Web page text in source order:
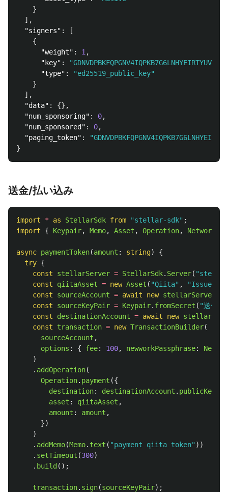
}
],
"signers" :
[
{
"weight" : 1 ,
"key" :
"type" :
"ed25519_public_key"
}
],
"data" :
{},
"num_sponsoring" : 0,
"num_sponsored" : 0,
"paging_token" :
}
送金/払い込み
import * as StellarSdk from "stellar-sdk" ;
import
{ Keypair, Memo, Asset , Operation, Networks
async paymentToken(amount : string)
{
try {
const
stellarServer = StellarSdk. Server( "stellar
const
qiitaAsset = new Asset ( "Qiita" , "Issuerの
const
sourceAccount = await new stellarServer
const
sourceKeyPair = Keypair. fromSecret ( "送付元
const
destinationAccount = await new
const
transaction = new TransactionBuilder(
sourceAccount ,
options : { fee: 100, newworkPassphrase:
)
. addOperation(
Operation. payment ({
destination: destinationAccount . publicKey
asset : qiitaAsset ,
amount : amount ,
})
)
. addMemo(Memo. text ( "payment qiita token" ))
. setTimeout (300)
. build ();
transaction. sign(sourceKeyPair);